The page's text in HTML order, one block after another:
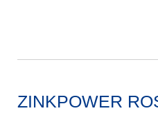
ZINKPOWER